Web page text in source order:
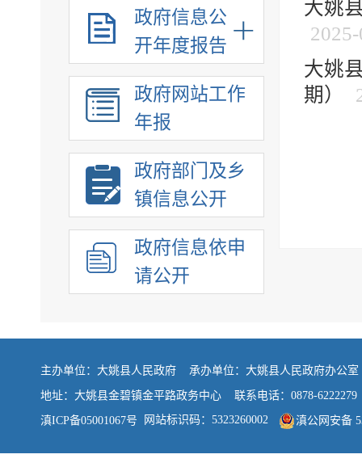
政府信息公
开年度报告
政府网站工作
年报
政府部门及乡
镇信息公开
政府信息依申
请公开
大姚
大姚
期）
主办单位：大姚县人民政府 承办单位：大姚县人民政府办公
地址：大姚县金碧镇金平路政务中心 联系电话：0878-6222279
滇ICP备05001067号 网站标识码：5323260002 滇公网安备